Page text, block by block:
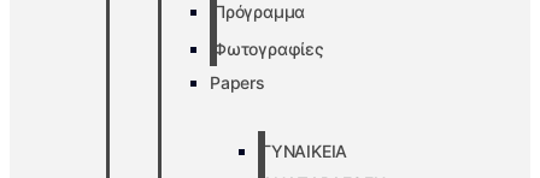
Πρόγραμμα
Φωτογραφίες
Papers
ΓΥΝΑΙΚΕΙΑ